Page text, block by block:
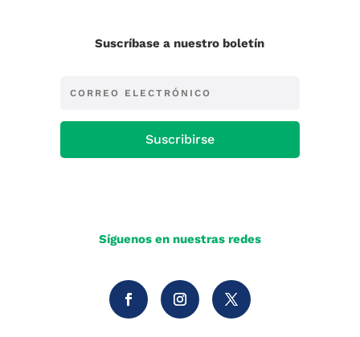
Suscríbase a nuestro boletín
Suscribirse
Síguenos en nuestras redes